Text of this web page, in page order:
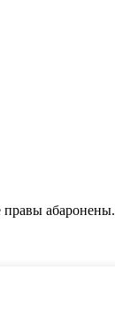
правы абаронены.